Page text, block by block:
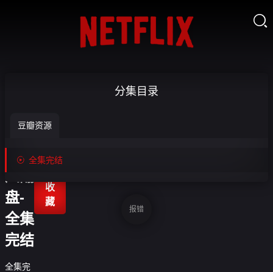

金，
她逆
风翻
盘-
全集
完结
全集完
收
藏
分集目录
豆瓣资源
 全集完结
报错